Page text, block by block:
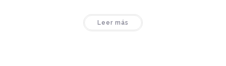
Leer más